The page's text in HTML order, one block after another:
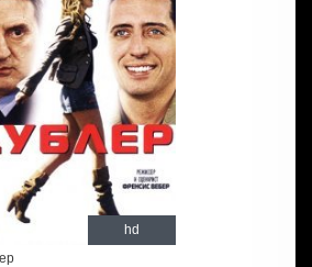
hd